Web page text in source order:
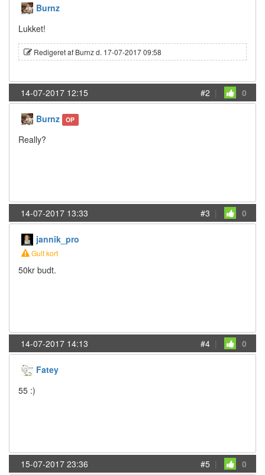
Burnz
Lukket!
Redigeret af Burnz d. 17-07-2017 09:58
14-07-2017 12:15 #2 | 0
Burnz OP
Really?
14-07-2017 13:33 #3 | 0
jannik_pro
Gult kort
50kr budt.
14-07-2017 14:13 #4 | 0
Fatey
55 :)
15-07-2017 23:36 #5 | 0